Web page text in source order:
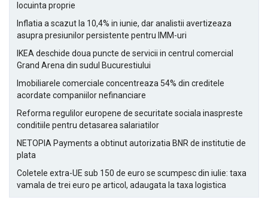
locuinta proprie
Inflatia a scazut la 10,4% in iunie, dar analistii avertizeaza
asupra presiunilor persistente pentru IMM-uri
IKEA deschide doua puncte de servicii in centrul comercial
Grand Arena din sudul Bucurestiului
Imobiliarele comerciale concentreaza 54% din creditele
acordate companiilor nefinanciare
Reforma regulilor europene de securitate sociala inaspreste
conditiile pentru detasarea salariatilor
NETOPIA Payments a obtinut autorizatia BNR de institutie de
plata
Coletele extra-UE sub 150 de euro se scumpesc din iulie: taxa
vamala de trei euro pe articol, adaugata la taxa logistica